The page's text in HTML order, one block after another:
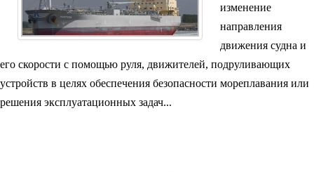
изменение
направления
движения судна и
его скорости с помощью руля, движителей, подруливающих
устройств в целях обеспечения безопасности мореплавания или
решения эксплуатационных задач...